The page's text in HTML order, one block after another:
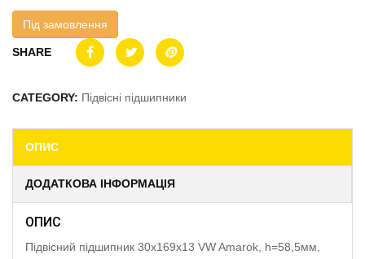
Під замовлення
SHARE
CATEGORY: Підвісні підшипники
ОПИС
ДОДАТКОВА ІНФОРМАЦІЯ
ОПИС
Підвісний підшипник 30x169x13 VW Amarok, h=58,5мм,